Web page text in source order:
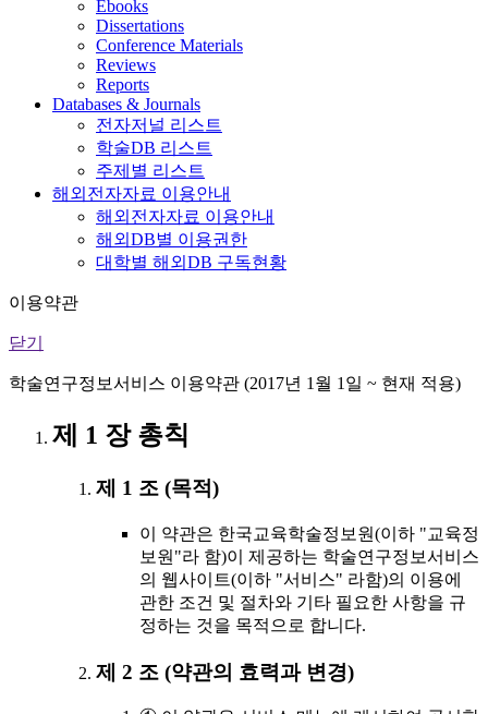
Ebooks
Dissertations
Conference Materials
Reviews
Reports
Databases & Journals
전자저널 리스트
학술DB 리스트
주제별 리스트
해외전자자료 이용안내
해외전자자료 이용안내
해외DB별 이용권한
대학별 해외DB 구독현황
이용약관
닫기
학술연구정보서비스 이용약관 (2017년 1월 1일 ~ 현재 적용)
제 1 장 총칙
제 1 조 (목적)
이 약관은 한국교육학술정보원(이하 "교육정
보원"라 함)이 제공하는 학술연구정보서비스
의 웹사이트(이하 "서비스" 라함)의 이용에
관한 조건 및 절차와 기타 필요한 사항을 규
정하는 것을 목적으로 합니다.
제 2 조 (약관의 효력과 변경)